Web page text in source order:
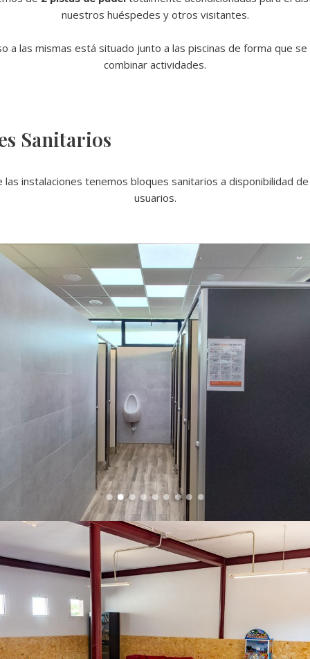
nuestros huéspedes y otros visitantes.
a las mismas está situado junto a las piscinas de forma que
combinar actividades.
Sanitarios
las instalaciones tenemos bloques sanitarios a disponibilidad
usuarios.